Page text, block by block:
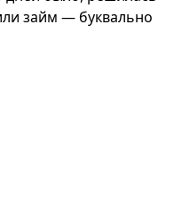
займ — буквально